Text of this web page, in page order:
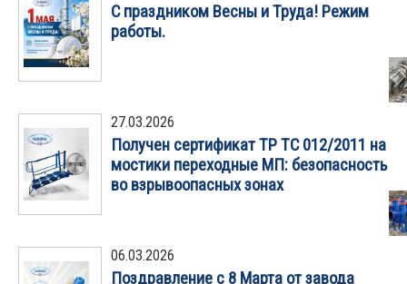
С праздником Весны и Труда! Режим
работы.
27.03.2026
Получен сертификат ТР ТС 012/2011 на
мостики переходные МП: безопасность
во взрывоопасных зонах
06.03.2026
Поздравление с 8 Марта от завода